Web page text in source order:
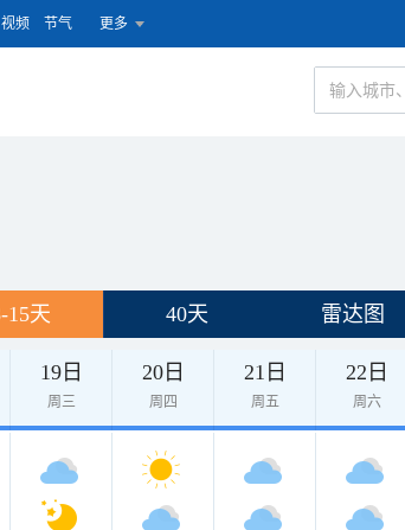
视频 节气 更多
15天 40天 雷达图
19日
周三
20日
周四
21日
周五
22日
周六